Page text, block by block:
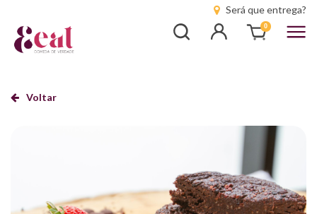
Será que entrega?
Busca
Entrar 0
Voltar